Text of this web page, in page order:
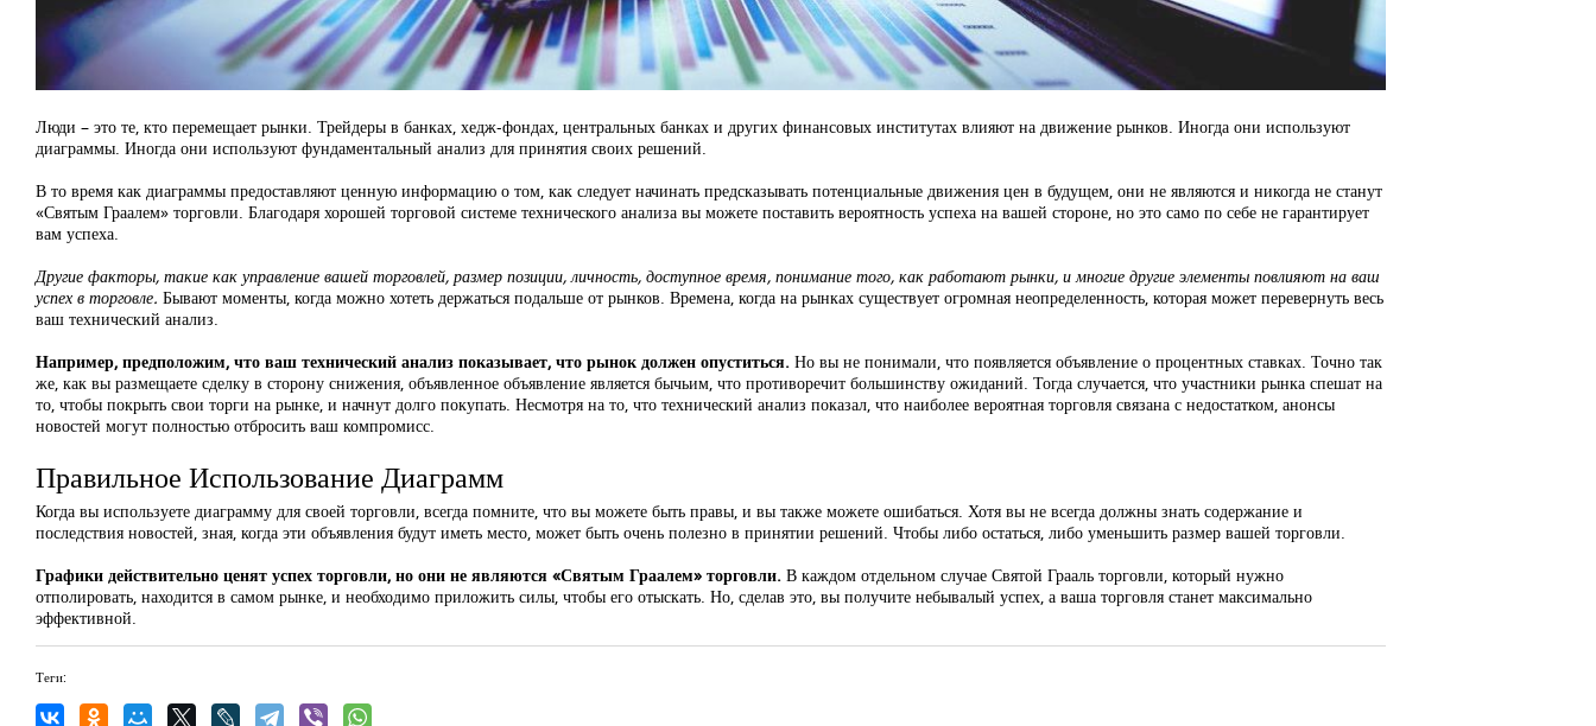
Люди – это те, кто перемещает рынки. Трейдеры в банках, хедж-фондах, центральных банках и других финансовых институтах влияют на движение рынков. Иногда они используют
диаграммы. Иногда они используют фундаментальный анализ для принятия своих решений.
В то время как диаграммы предоставляют ценную информацию о том, как следует начинать предсказывать потенциальные движения цен в будущем, они не являются и никогда не станут
«Святым Граалем» торговли. Благодаря хорошей торговой системе технического анализа вы можете поставить вероятность успеха на вашей стороне, но это само по себе не гарантирует
вам успеха.
Другие факторы, такие как управление вашей торговлей, размер позиции, личность, доступное время, понимание того, как работают рынки, и многие другие элементы повлияют на ваш
успех в торговле. Бывают моменты, когда можно хотеть держаться подальше от рынков. Времена, когда на рынках существует огромная неопределенность, которая может перевернуть весь
ваш технический анализ.
Например, предположим, что ваш технический анализ показывает, что рынок должен опуститься. Но вы не понимали, что появляется объявление о процентных ставках. Точно так
же, как вы размещаете сделку в сторону снижения, объявленное объявление является бычьим, что противоречит большинству ожиданий. Тогда случается, что участники рынка спешат на
то, чтобы покрыть свои торги на рынке, и начнут долго покупать. Несмотря на то, что технический анализ показал, что наиболее вероятная торговля связана с недостатком, анонсы
новостей могут полностью отбросить ваш компромисс.
Правильное Использование Диаграмм
Когда вы используете диаграмму для своей торговли, всегда помните, что вы можете быть правы, и вы также можете ошибаться. Хотя вы не всегда должны знать содержание и
последствия новостей, зная, когда эти объявления будут иметь место, может быть очень полезно в принятии решений. Чтобы либо остаться, либо уменьшить размер вашей торговли.
Графики действительно ценят успех торговли, но они не являются «Святым Граалем» торговли. В каждом отдельном случае Святой Грааль торговли, который нужно
отполировать, находится в самом рынке, и необходимо приложить силы, чтобы его отыскать. Но, сделав это, вы получите небывалый успех, а ваша торговля станет максимально
эффективной.
Теги: